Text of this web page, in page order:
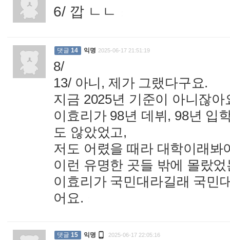
6/ 깝 ㄴㄴ
댓글 14 익명 2025-06-17 21:51:19
8/
13/ 아니, 제가 그랬다구요.
지금 2025년 기준이 아니잖아
이효리가 98년 데뷔, 98년 입
도 않았었고,
저도 어렸을 때라 대학이래봐
이런 유명한 곳들 밖에 몰랐었
이효리가 국민대라길래 국민
어요.
댓글 15 익명  2025-06-17 22:05:16